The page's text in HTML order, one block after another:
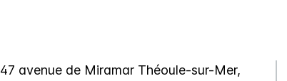
47 avenue de Miramar Théoule-sur-Mer,